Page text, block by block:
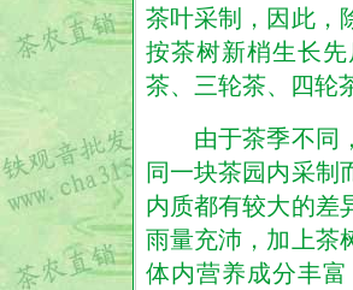
茶叶采制，因此，
按茶树新梢生长
茶、三轮茶、四轮
由于茶季不同，
同一块茶园内采制
内质都有较大的差
雨量充沛，加上茶
体内营养成分丰